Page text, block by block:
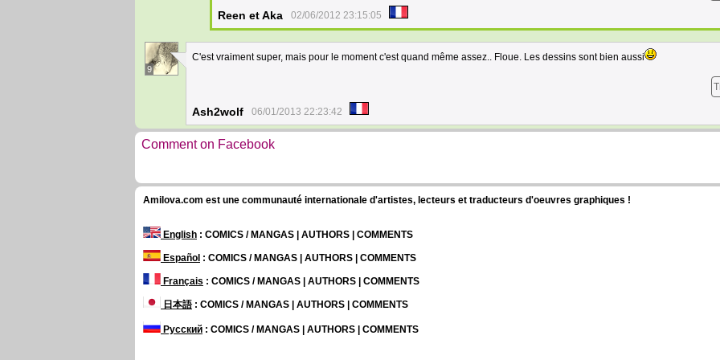
Reen et Aka 02/06/2012 23:15:05
9
C'est vraiment super, mais pour le moment c'est quand même assez.. Floue. Les dessins sont bien aussi
Ash2wolf 06/01/2013 22:23:42
Comment on Facebook
Amilova.com est une communauté internationale d'artistes, lecteurs et traducteurs d'oeuvres graphiques !
English : COMICS / MANGAS | AUTHORS | COMMENTS
Español : COMICS / MANGAS | AUTHORS | COMMENTS
Français : COMICS / MANGAS | AUTHORS | COMMENTS
日本語: COMICS / MANGAS | AUTHORS | COMMENTS
Русский : COMICS / MANGAS | AUTHORS | COMMENTS